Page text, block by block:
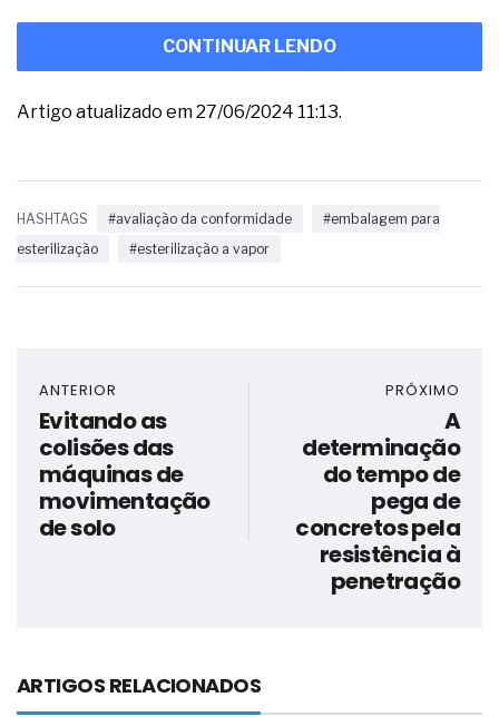
CONTINUAR LENDO
Artigo atualizado em 27/06/2024 11:13.
HASHTAGS #avaliação da conformidade
#embalagem para
esterilização
#esterilização a vapor
ANTERIOR
Evitando as
colisões das
máquinas de
movimentação
de solo
PRÓXIMO
A
determinação
do tempo de
pega de
concretos pela
resistência à
penetração
ARTIGOS RELACIONADOS